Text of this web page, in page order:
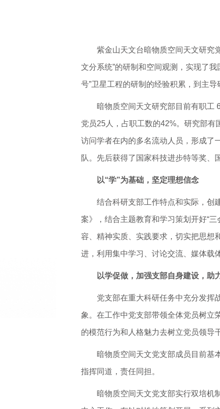
紫金山天文台暗物质空间天文研究
文分系统”的研制和空间观测，实现了我
号”卫星工程的研制的经验积累，到主
暗物质空间天文研究部目前有职工
党员25人，占职工数的42%。研究部
访问学者在内的多名流动人员，形成了
队。先后获得了国家科技进步特等奖、
以“学”为基础，坚定理想信念
结合科研支部工作特点和实际，创
案》，结合主题教育和学习策划开好“
容、精神实质、实践要求，切实把思想
进，利用集中学习、讨论交流、媒体载
以学促做，加强支部自身建设，助
党支部在重大科研任务中充分发挥
象。在工作中党支部带领全体党员树立
的模范行为和人格魅力去树立党员领导
暗物质空间天文党支部成员目前基
指挥同道，责任同担。
暗物质空间天文党支部实行双培机